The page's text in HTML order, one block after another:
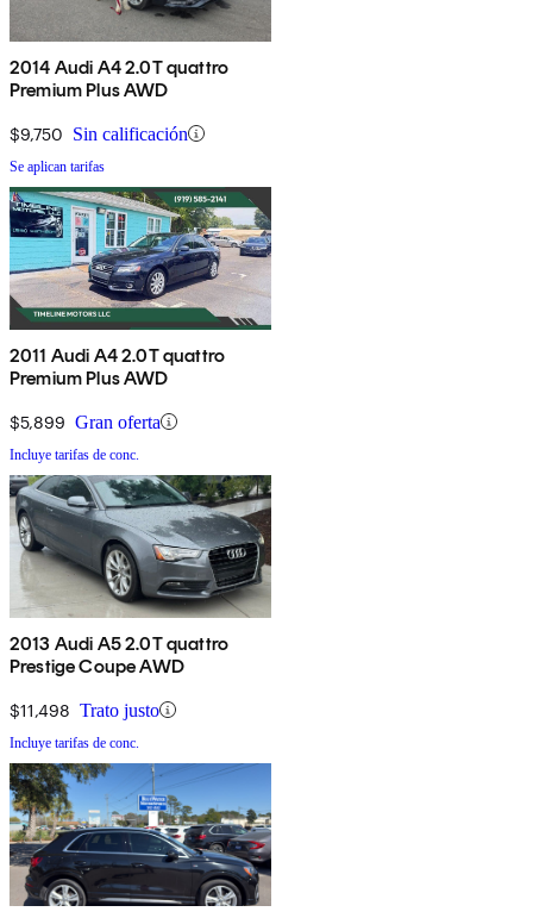
2014 Audi A4 2.0T quattro
Premium Plus AWD
$9,750 Sin calificación
Se aplican tarifas
2011 Audi A4 2.0T quattro
Premium Plus AWD
$5,899 Gran oferta
Incluye tarifas de conc.
2013 Audi A5 2.0T quattro
Prestige Coupe AWD
$11,498 Trato justo
Incluye tarifas de conc.